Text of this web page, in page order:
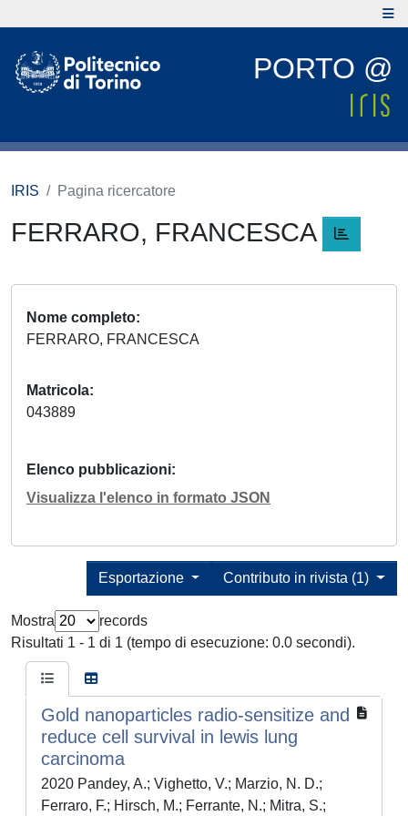
PORTO @
IRIS Pagina ricercatore
FERRARO, FRANCESCA
Nome completo
FERRARO, FRANCESCA
Matricola
043889
Elenco pubblicazioni
Visualizza l'elenco in formato JSON
Contributo in rivista (1)
Esportazione
Mostra
records
Risultati 1 - 1 di 1 (tempo di esecuzione: 0.0 secondi).
Gold nanoparticles radio-sensitize and
reduce cell survival in lewis lung
carcinoma
2020 Pandey, A.; Vighetto, V.; Marzio, N. D.;
Ferraro, F.; Hirsch, M.; Ferrante, N.; Mitra, S.;